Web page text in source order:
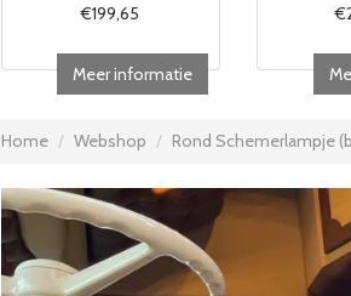
€199,65
Meer informatie
Home Webshop Rond Schemerlampje